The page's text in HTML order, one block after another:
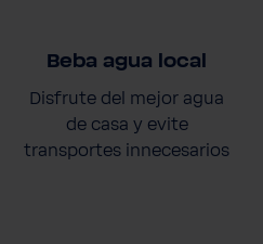
Beba agua local
Disfrute del mejor agua
de casa y evite
transportes innecesarios